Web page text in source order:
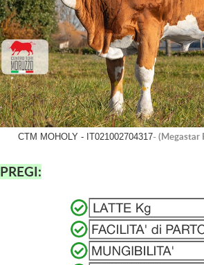
CTM MOHOLY - IT021002704317- (Megastar
PREGI: